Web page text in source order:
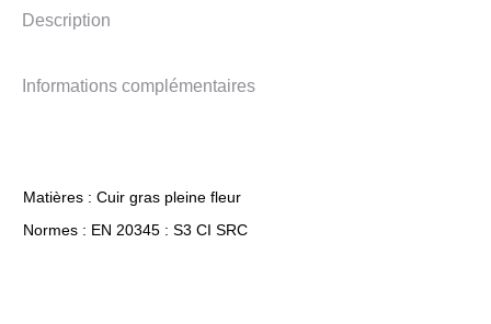
Description
Informations complémentaires
Matières : Cuir gras pleine fleur
Normes : EN 20345 : S3 CI SRC